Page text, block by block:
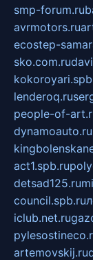
smp-forum.ru
avrmotors.ru
ecostep-
sko.com.ru
lenderoq.ru
people-of-
dynamoauto.ru
act1.spb.ru
detsad125.ru
council.spb.ru
iclub.net.ru
artemovskij.ru